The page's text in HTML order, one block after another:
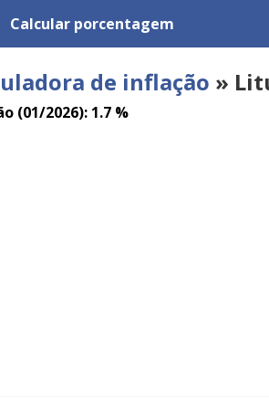
Calcular porcentagem
de inflação »
(01/2026): 1.7 %